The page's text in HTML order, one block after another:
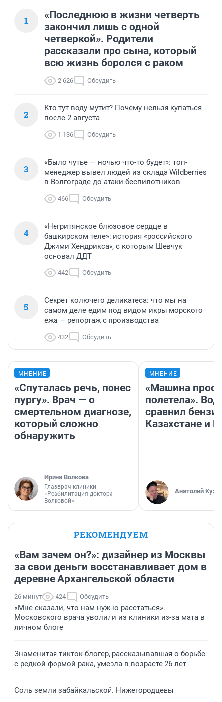
1
«Последнюю в жизни четверть
закончил лишь с одной
четверкой». Родители
рассказали про сына, который
всю жизнь боролся с раком
2 626 Обсудить
2
Кто тут воду мутит? Почему нельзя купаться
после 2 августа
1 136 Обсудить
3
«Было чутье — ночью что-то будет»: топ-
менеджер вывел людей из склада Wildberries
в Волгограде до атаки беспилотников
466 Обсудить
4
«Негритянское блюзовое сердце в
башкирском теле»: история «российского
Джими Хендрикса», с которым Шевчук
основал ДДТ
442 Обсудить
5
Секрет колючего деликатеса: что мы на
самом деле едим под видом икры морского
ежа — репортаж с производства
432 Обсудить
МНЕНИЕ
«Спуталась речь, понес
пургу». Врач — о
смертельном диагнозе,
который сложно
обнаружить
Ирина Волкова
Главврач клиники
«Реабилитация доктора
Волковой»
МНЕНИЕ
«Машина
полетела».
сравнил
Казахстане и
Анатолий
РЕКОМЕНДУЕМ
«Вам зачем он?»: дизайнер из Москвы
за свои деньги восстанавливает дом в
деревне Архангельской области
26 минут 424 Обсудить
«Мне сказали, что нам нужно расстаться».
Московского врача уволили из клиники из-за мата в
личном блоге
Знаменитая тикток-блогер, рассказывавшая о борьбе
с редкой формой рака, умерла в возрасте 26 лет
Соль земли забайкальской. Нижегородцевы